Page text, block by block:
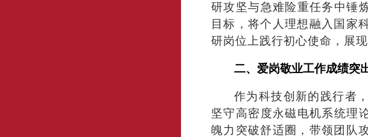
研攻坚与急难险重任务中锤
目标，将个人理想融入国家
研岗位上践行初心使命，展
二、爱岗敬业工作成绩突
作为科技创新的践行者
坚守高密度永磁电机系统理
魄力突破舒适圈，带领团队